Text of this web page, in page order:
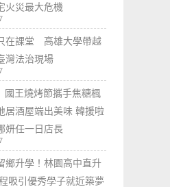
火災最大危機
在課堂 高雄大學帶越
灣法治現場
國王燒烤節攜手焦糖楓
居酒屋端出美味 韓援啦
妍任一日店長
鄉升學！林園高中直升
吸引優秀學子就近築夢